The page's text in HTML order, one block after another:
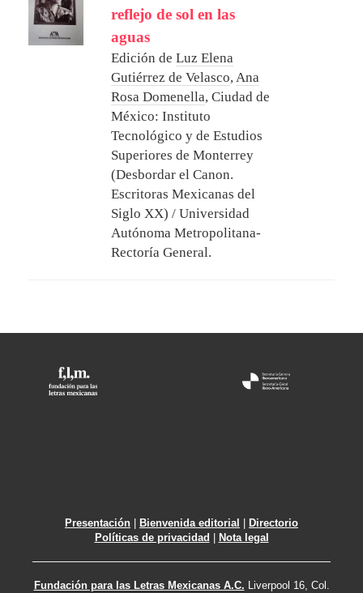
reflejo de sol en las
aguas
Edición de Luz Elena
Gutiérrez de Velasco,Ana
Rosa Domenella, Ciudad de
México: Instituto
Tecnológico y de Estudios
Superiores de Monterrey
(Desbordar el Canon.
Escritoras Mexicanas del
Siglo XX) / Universidad
Autónoma Metropolitana-
Rectoría General.
Presentación Bienvenida editorial
Directorio
Políticas de privacidad
Nota legal
Fundación para las Letras Mexicanas A.C. Liverpool 16, Col.